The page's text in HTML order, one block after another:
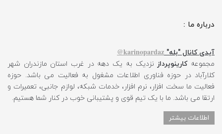
درباره ما :
آیدی کانال "بله" karinopardaz@
مجموعهکارینوپرداز نزدیک به یک دهه در غرب استان مازندران شهر
کلارآباد در حوزه فناوری اطلاعات مشغول به فعالیت می باشد. حوزه
فعالیت ما سخت افزار، نرم افزار، خدمات شبکه، لوازم جانبی، تعمیرات و
ارتقا می باشد. ما با یک تیم قوی و پشتیبانی خوب در کنار شما هستیم.
اطلاعات بیشتر